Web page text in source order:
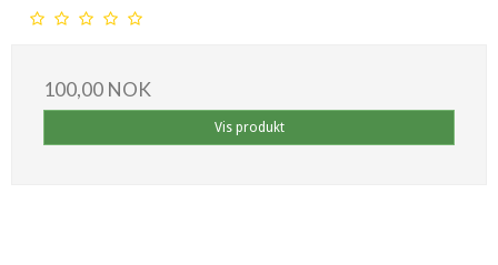
100,00 NOK
Vis produkt